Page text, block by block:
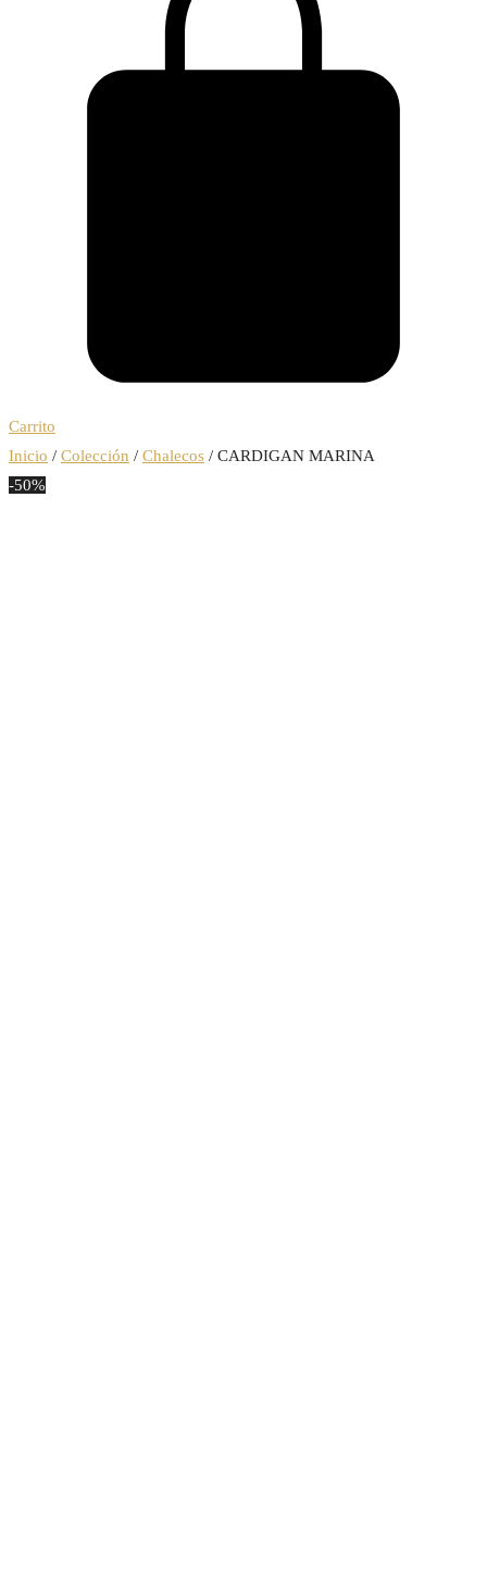
Carrito
Inicio / Colección / Chalecos / CARDIGAN MARINA
-50%